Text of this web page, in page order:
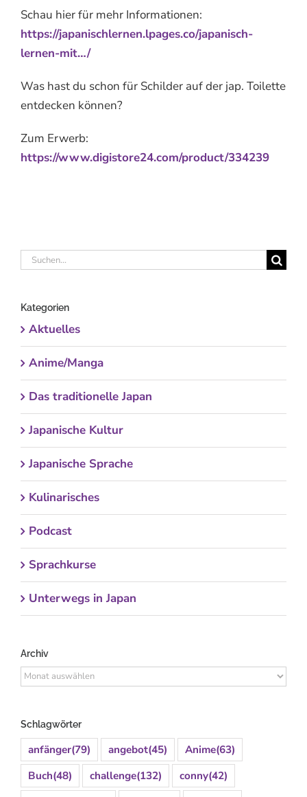
Schau hier für mehr Informationen:
https://japanischlernen.lpages.co/japanisch-
lernen-mit…/
Was hast du schon für Schilder auf der jap. Toilette
entdecken können?
Zum Erwerb:
https://www.digistore24.com/product/334239
Suche
Kategorien
Aktuelles
Anime/Manga
Das traditionelle Japan
Japanische Kultur
Japanische Sprache
Kulinarisches
Podcast
Sprachkurse
Unterwegs in Japan
Archiv
Archiv
Schlagwörter
anfänger(79) angebot(45) Anime(63)
Buch(48) challenge(132) conny(42)